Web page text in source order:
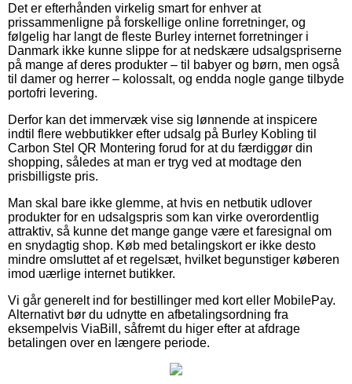
Det er efterhånden virkelig smart for enhver at
prissammenligne på forskellige online forretninger, og
følgelig har langt de fleste Burley internet forretninger i
Danmark ikke kunne slippe for at nedskære udsalgspriserne
på mange af deres produkter – til babyer og børn, men også
til damer og herrer – kolossalt, og endda nogle gange tilbyde
portofri levering.
Derfor kan det immervæk vise sig lønnende at inspicere
indtil flere webbutikker efter udsalg på Burley Kobling til
Carbon Stel QR Montering forud for at du færdiggør din
shopping, således at man er tryg ved at modtage den
prisbilligste pris.
Man skal bare ikke glemme, at hvis en netbutik udlover
produkter for en udsalgspris som kan virke overordentlig
attraktiv, så kunne det mange gange være et faresignal om
en snydagtig shop. Køb med betalingskort er ikke desto
mindre omsluttet af et regelsæt, hvilket begunstiger køberen
imod uærlige internet butikker.
Vi går generelt ind for bestillinger med kort eller MobilePay.
Alternativt bør du udnytte en afbetalingsordning fra
eksempelvis ViaBill, såfremt du higer efter at afdrage
betalingen over en længere periode.